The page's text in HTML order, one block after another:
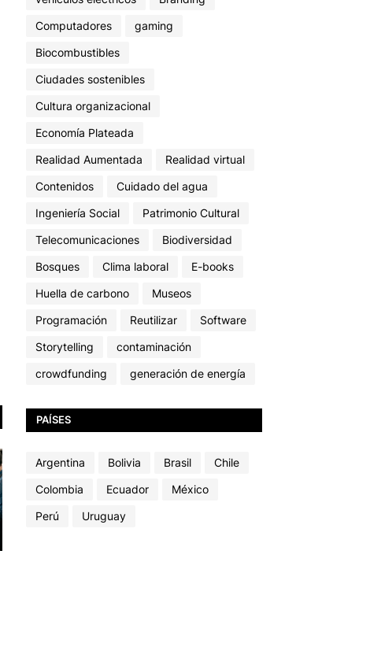
Computadores
gaming
Biocombustibles
Ciudades sostenibles
Cultura organizacional
Economía Plateada
Realidad Aumentada
Realidad virtual
Contenidos
Cuidado del agua
Ingeniería Social
Patrimonio Cultural
Telecomunicaciones
Biodiversidad
Bosques
Clima laboral
E-books
Huella de carbono
Museos
Programación
Reutilizar
Software
Storytelling
contaminación
crowdfunding
generación de energía
PAÍSES
Argentina Bolivia Brasil
Chile
Colombia
Ecuador
México
Perú
Uruguay